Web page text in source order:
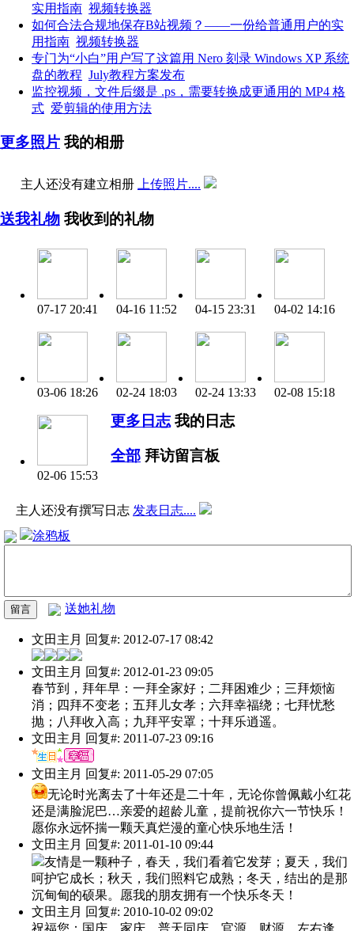
实用指南 视频转换器
如何合法合规地保存B站视频？——一份给普通用户的实
用指南 视频转换器
专门为“小白”用户写了这篇用 Nero 刻录 Windows XP 系统
盘的教程 July教程方案发布
监控视频，文件后缀是 .ps，需要转换成更通用的 MP4 格
式 爱剪辑的使用方法
更多照片 我的相册
主人还没有建立相册 上传照片....
送我礼物 我收到的礼物
07-17 20:41 04-16 11:52 04-15 23:31 04-02 14:16
03-06 18:26 02-24 18:03 02-24 13:33 02-08 15:18
02-06 15:53
更多日志 我的日志
主人还没有撰写日志 发表日志....
全部 拜访留言板
涂鸦板
送她礼物
文田主月 回复#: 2012-07-17 08:42
文田主月 回复#: 2012-01-23 09:05
春节到，拜年早：一拜全家好；二拜困难少；三拜烦恼
消；四拜不变老；五拜儿女孝；六拜幸福绕；七拜忧愁
抛；八拜收入高；九拜平安罩；十拜乐逍遥。
文田主月 回复#: 2011-07-23 09:16
文田主月 回复#: 2011-05-29 07:05
无论时光离去了十年还是二十年，无论你曾佩戴小红花
还是满脸泥巴…亲爱的超龄儿童，提前祝你六一节快乐！
愿你永远怀揣一颗天真烂漫的童心快乐地生活！
文田主月 回复#: 2011-01-10 09:44
友情是一颗种子，春天，我们看着它发芽；夏天，我们
呵护它成长；秋天，我们照料它成熟；冬天，结出的是那
沉甸甸的硕果。愿我的朋友拥有一个快乐冬天！
文田主月 回复#: 2010-10-02 09:02
祝福您：国庆、家庆、普天同庆，官源、财源、左右逢